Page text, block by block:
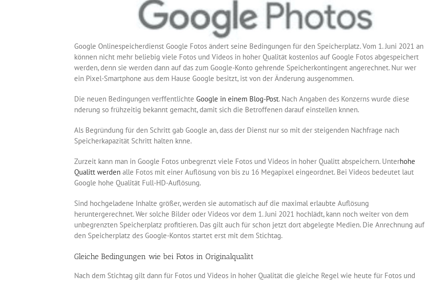
Google Onlinespeicherdienst Google Fotos ändert seine Bedingungen für den Speicherplatz. Vom 1. Juni 2021 an
können nicht mehr beliebig viele Fotos und Videos in hoher Qualität kostenlos auf Google Fotos abgespeichert
werden, denn sie werden dann auf das zum Google-Konto gehrende Speicherkontingent angerechnet. Nur wer
ein Pixel-Smartphone aus dem Hause Google besitzt, ist von der Änderung ausgenommen.
Die neuen Bedingungen verffentlichte Google in einem Blog-Post. Nach Angaben des Konzerns wurde diese
nderung so frühzeitig bekannt gemacht, damit sich die Betroffenen darauf einstellen knnen.
Als Begründung für den Schritt gab Google an, dass der Dienst nur so mit der steigenden Nachfrage nach
Speicherkapazität Schritt halten knne.
Zurzeit kann man in Google Fotos unbegrenzt viele Fotos und Videos in hoher Qualitt abspeichern. Unterhohe
Qualitt werden alle Fotos mit einer Auflösung von bis zu 16 Megapixel eingeordnet. Bei Videos bedeutet laut
Google hohe Qualität Full-HD-Auflösung.
Sind hochgeladene Inhalte größer, werden sie automatisch auf die maximal erlaubte Auflösung
heruntergerechnet. Wer solche Bilder oder Videos vor dem 1. Juni 2021 hochlädt, kann noch weiter von dem
unbegrenzten Speicherplatz profitieren. Das gilt auch für schon jetzt dort abgelegte Medien. Die Anrechnung auf
den Speicherplatz des Google-Kontos startet erst mit dem Stichtag.
Gleiche Bedingungen wie bei Fotos in Originalqualitt
Nach dem Stichtag gilt dann für Fotos und Videos in hoher Qualität die gleiche Regel wie heute für Fotos und